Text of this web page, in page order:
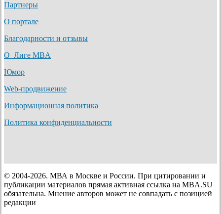
Партнеры
О портале
Благодарности и отзывы
О Лиге MBA
Юмор
Web-продвижение
Информационная политика
Политика конфиденциальности
© 2004-2026. МВА в Москве и России. При цитировании и
публикации материалов прямая активная ссылка на MBA.SU
обязательна. Мнение авторов может не совпадать с позицией
редакции